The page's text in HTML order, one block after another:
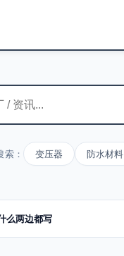
索： 变压器 防水材料
么两边都写